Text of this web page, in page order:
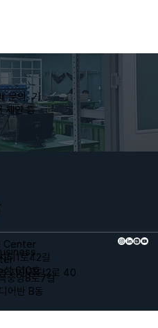
문의, 기
제안 등
Center
티1로42길
성 610호
중앙8로7길
어반 B동
자인공단2로 40